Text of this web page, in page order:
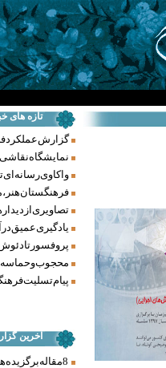
تازه های
گزارش عملکرد
نمایشگاه
واکاوی رسانه‌ای
فرهنگستان
تصاویری از
یادگیری عمیق در
پروفسور
محجوب و حماسه
پیام تسلیت
آخرین
8 مقاله برگزیده همایش «فرش، سنت، هنر» ارائه شد